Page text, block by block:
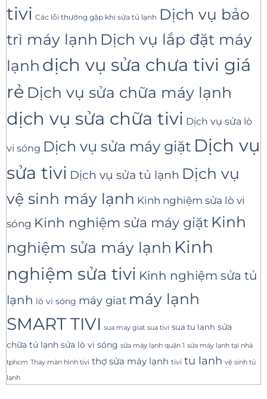
tivi Các lỗi thường gặp khi sửa tủ lạnh Dịch vụ bảo
trì máy lạnh Dịch vụ lắp đặt máy
lạnh dịch vụ sửa chưa tivi giá
rẻ Dịch vụ sửa chữa máy lạnh
dịch vụ sửa chữa tivi Dịch vụ sửa lò
vi sóng Dịch vụ sửa máy giặt Dịch vụ
sửa tivi Dịch vụ sửa tủ lạnh Dịch vụ
vệ sinh máy lạnh Kinh nghiệm sửa lò vi
sóng Kinh nghiệm sửa máy giặt Kinh
nghiệm sửa máy lạnh Kinh
nghiệm sửa tivi Kinh nghiệm sửa tủ
lạnh lò vi sóng máy giat máy lạnh
SMART TIVI sua may giat sua tivi sua tu lanh sửa
chữa tủ lạnh sửa lò vi sóng sửa máy lạnh quận 1 sửa máy lạnh tại nhà
tphcm Thay màn hình tivi thợ sửa máy lạnh tivi tu lanh vệ sinh tủ
lạnh